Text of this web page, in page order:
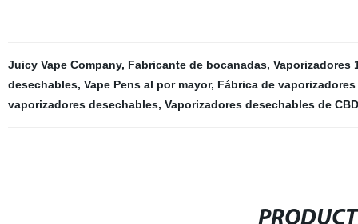
Juicy Vape Company, Fabricante de bocanadas, Vaporizadores
desechables, Vape Pens al por mayor, Fábrica de
vaporizadores desechables, Vaporizadores desechables de